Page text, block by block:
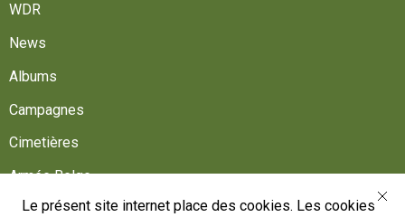
Le présent site internet place des cookies. Les cookies
WDR
News
Albums
Campagnes
Cimetières
Armée Belge
Aidez-nous